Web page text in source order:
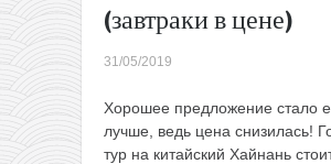
(завтраки в цене)
31/05/2019
Хорошее предложение стало
лучше, ведь цена снизилась!
тур на китайский Хайнань